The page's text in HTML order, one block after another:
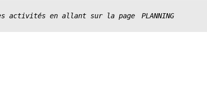
activités en allant sur la page PLANNING